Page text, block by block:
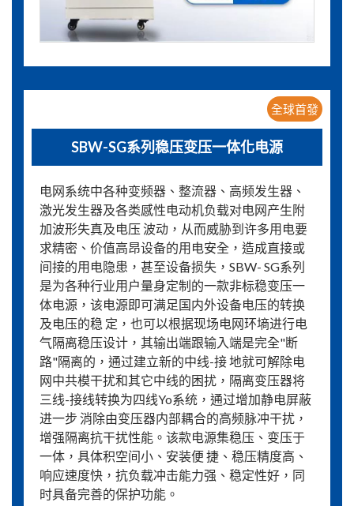
全球首發
SBW-SG系列稳压变压一体化电源
电网系统中各种变频器、整流器、高频发生器、
激光发生器及各类感性电动机负载对电网产生附
加波形失真及电压 波动，从而威胁到许多用电要
求精密、价值高昂设备的用电安全，造成直接或
间接的用电隐患，甚至设备损失，SBW- SG系列
是为各种行业用户量身定制的一款非标稳变压一
体电源，该电源即可满足国内外设备电压的转换
及电压的稳 定，也可以根据现场电网环墒进行电
气隔离稳压设计，其输出端跟输入端是完全"断
路"隔离的，通过建立新的中线-接 地就可解除电
网中共模干扰和其它中线的困扰，隔离变压器将
三线-接线转换为四线Yo系统，通过增加静电屏蔽
进一步 消除由变压器内部耦合的高频脉冲干扰，
增强隔离抗干扰性能。该款电源集稳压、变压于
一体，具体积空间小、安装便 捷、稳压精度高、
响应速度快，抗负载冲击能力强、稳定性好，同
时具备完善的保护功能。